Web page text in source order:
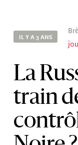
IL Y A 3 ANS
La
train